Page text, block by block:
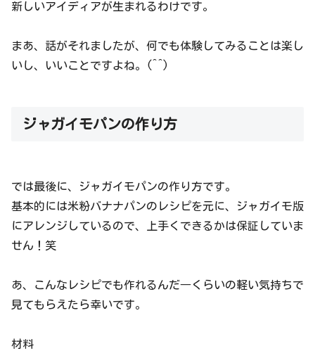
新しいアイディアが生まれるわけです。
まあ、話がそれましたが、何でも体験してみることは楽し
いし、いいことですよね。(^^)
ジャガイモパンの作り方
では最後に、ジャガイモパンの作り方です。
基本的には米粉バナナパンのレシピを元に、ジャガイモ版
にアレンジしているので、上手くできるかは保証していま
せん！笑
あ、こんなレシピでも作れるんだ―くらいの軽い気持ちで
見てもらえたら幸いです。
材料